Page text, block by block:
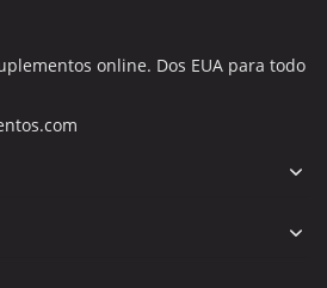
online. Dos EUA para todo